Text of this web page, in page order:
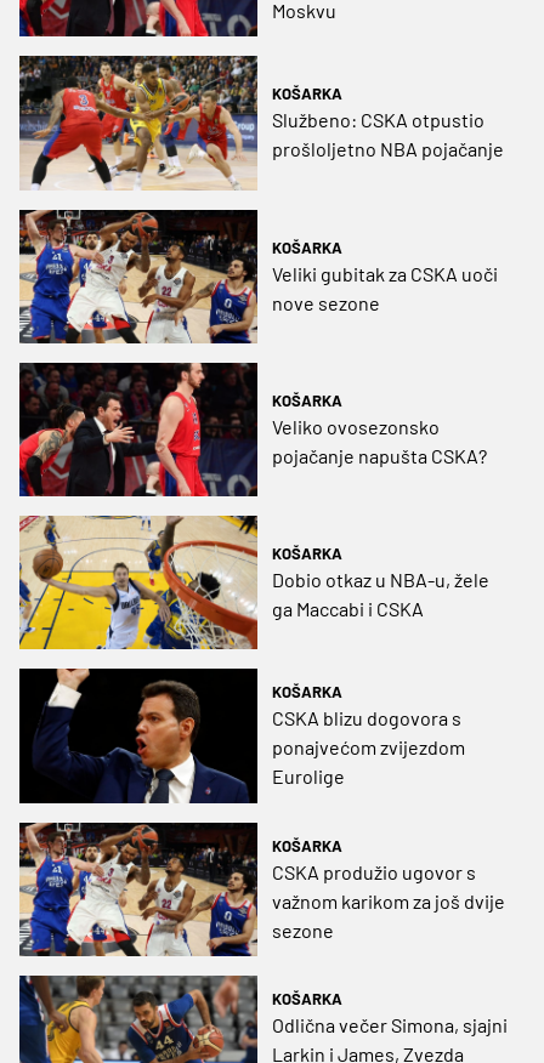
Moskvu
KOŠARKA
Službeno: CSKA otpustio
prošloljetno NBA pojačanje
KOŠARKA
Veliki gubitak za CSKA uoči
nove sezone
KOŠARKA
Veliko ovosezonsko
pojačanje napušta CSKA?
KOŠARKA
Dobio otkaz u NBA-u, žele
ga Maccabi i CSKA
KOŠARKA
CSKA blizu dogovora s
ponajvećom zvijezdom
Eurolige
KOŠARKA
CSKA produžio ugovor s
važnom karikom za još dvije
sezone
KOŠARKA
Odlična večer Simona, sjajni
Larkin i James, Zvezda